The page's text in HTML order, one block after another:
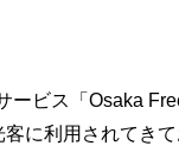
ービス「Osaka
に利用されてきて